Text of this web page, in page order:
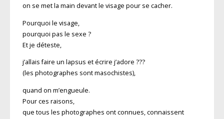
on se met la main devant le visage pour se cacher.
Pourquoi le visage,
pourquoi pas le sexe ?
Et je déteste,
j’allais faire un lapsus et écrire j’adore ???
(les photographes sont masochistes),
quand on m’engueule.
Pour ces raisons,
que tous les photographes ont connues, connaissent